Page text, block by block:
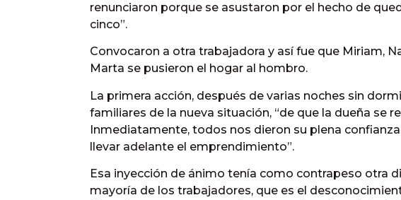
renunciaron porque se asustaron por el hecho de
cinco”.
Convocaron a otra trabajadora y así fue que Miriam,
Marta se pusieron el hogar al hombro.
La primera acción, después de varias noches sin
familiares de la nueva situación, “de que la dueña se
Inmediatamente, todos nos dieron su plena
llevar adelante el emprendimiento”.
Esa inyección de ánimo tenía como contrapeso otra
mayoría de los trabajadores, que es el